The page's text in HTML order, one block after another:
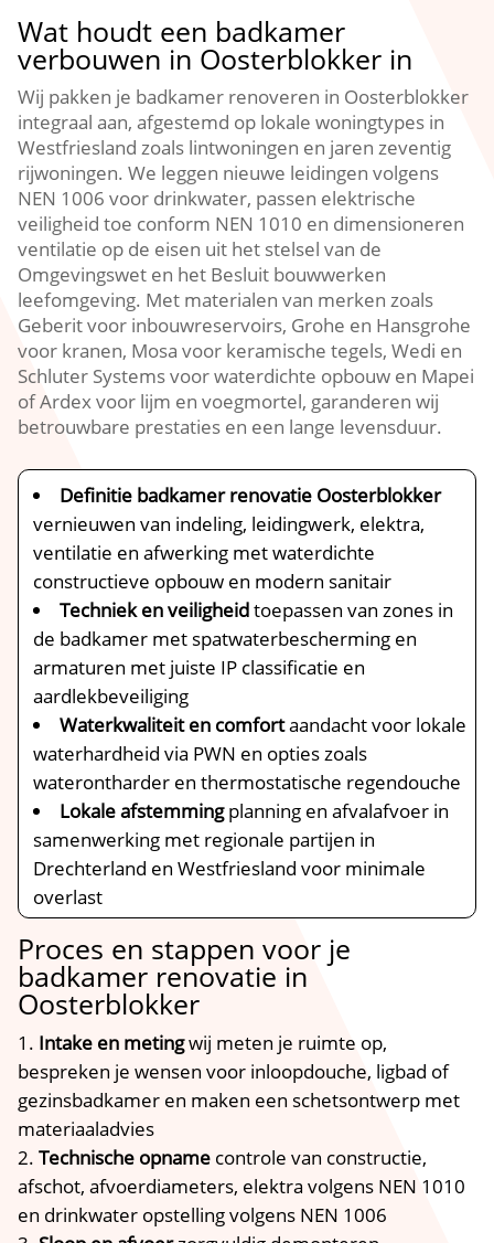
Wat houdt een badkamer
verbouwen in Oosterblokker in
Wij pakken je badkamer renoveren in Oosterblokker
integraal aan, afgestemd op lokale woningtypes in
Westfriesland zoals lintwoningen en jaren zeventig
rijwoningen.​ We leggen nieuwe leidingen volgens
NEN 1006 voor drinkwater, passen elektrische
veiligheid toe conform NEN 1010 en dimensioneren
ventilatie op de eisen uit het stelsel van de
Omgevingswet en het Besluit bouwwerken
leefomgeving.​ Met materialen van merken zoals
Geberit voor inbouwreservoirs, Grohe en Hansgrohe
voor kranen, Mosa voor keramische tegels, Wedi en
Schluter Systems voor waterdichte opbouw en Mapei
of Ardex voor lijm en voegmortel, garanderen wij
betrouwbare prestaties en een lange levensduur.​
Definitie badkamer renovatie Oosterblokker
vernieuwen van indeling, leidingwerk, elektra,
ventilatie en afwerking met waterdichte
constructieve opbouw en modern sanitair
Techniek en veiligheidtoepassen van zones in
de badkamer met spatwaterbescherming en
armaturen met juiste IP classificatie en
aardlekbeveiliging
Waterkwaliteit en comfortaandacht voor lokale
waterhardheid via PWN en opties zoals
waterontharder en thermostatische regendouche
Lokale afstemmingplanning en afvalafvoer in
samenwerking met regionale partijen in
Drechterland en Westfriesland voor minimale
overlast
Proces en stappen voor je
badkamer renovatie in
Oosterblokker
Intake en metingwij meten je ruimte op,
bespreken je wensen voor inloopdouche, ligbad of
gezinsbadkamer en maken een schetsontwerp met
materiaaladvies
Technische opname controle van constructie,
afschot, afvoerdiameters, elektra volgens NEN 1010
en drinkwater opstelling volgens NEN 1006